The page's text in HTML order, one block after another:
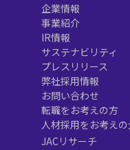
企業情報
事業紹介
IR情報
サステナビリティ
プレスリリース
弊社採用情報
お問い合わせ
転職をお考えの方
人材採用をお考え
JACリサーチ